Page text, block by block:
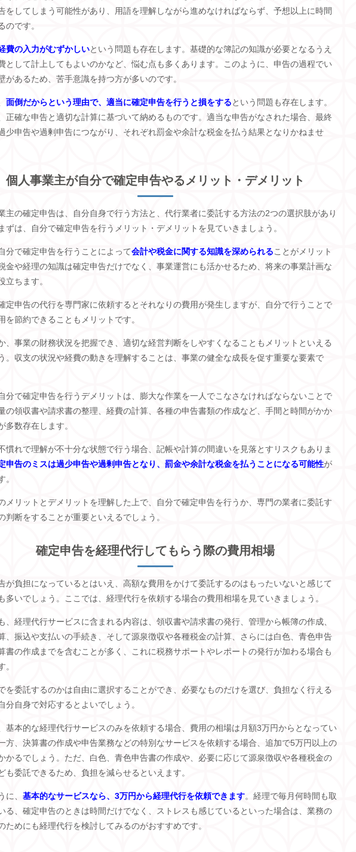
をしてしまう可能性があり、用語を理解しながら進めなければならず、予想以上に時間
のです。
費の入力がむずかしいという問題も存在します。基礎的な簿記の知識が必要となるうえ
として計上してもよいのかなど、悩む点も多くあります。このように、申告の過程でい
があるため、苦手意識を持つ方が多いのです。
面倒だからという理由で、適当に確定申告を行うと損をするという問題も存在します。
正確な申告と適切な計算に基づいて納めるものです。適当な申告がなされた場合、最終
少申告や過剰申告につながり、それぞれ罰金や余計な税金を払う結果となりかねませ
個人事業主が自分で確定申告やるメリット・デメリット
主の確定申告は、自分自身で行う方法と、代行業者に委託する方法の2つの選択肢があり
ずは、自分で確定申告を行うメリット・デメリットを見ていきましょう。
分で確定申告を行うことによって会計や税金に関する知識を深められることがメリット
金や経理の知識は確定申告だけでなく、事業運営にも活かせるため、将来の事業計画な
立ちます。
定申告の代行を専門家に依頼するとそれなりの費用が発生しますが、自分で行うことで
を節約できることもメリットです。
、事業の財務状況を把握でき、適切な経営判断をしやすくなることもメリットといえる
。収支の状況や経費の動きを理解することは、事業の健全な成長を促す重要な要素で
分で確定申告を行うデメリットは、膨大な作業を一人でこなさなければならないことで
の領収書や請求書の整理、経費の計算、各種の申告書類の作成など、手間と時間がかか
多数存在します。
慣れで理解が不十分な状態で行う場合、記帳や計算の間違いを見落とすリスクもありま
申告のミスは過少申告や過剰申告となり、罰金や余計な税金を払うことになる可能性が
。
メリットとデメリットを理解した上で、自分で確定申告を行うか、専門の業者に委託す
判断をすることが重要といえるでしょう。
確定申告を経理代行してもらう際の費用相場
が負担になっているとはいえ、高額な費用をかけて委託するのはもったいないと感じて
多いでしょう。ここでは、経理代行を依頼する場合の費用相場を見ていきましょう。
、経理代行サービスに含まれる内容は、領収書や請求書の発行、管理から帳簿の作成、
、振込や支払いの手続き、そして源泉徴収や各種税金の計算、さらには白色、青色申告
書の作成までを含むことが多く、これに税務サポートやレポートの発行が加わる場合も
。
を委託するのかは自由に選択することができ、必要なものだけを選び、負担なく行える
分自身で対応するとよいでしょう。
基本的な経理代行サービスのみを依頼する場合、費用の相場は月額3万円からとなってい
方、決算書の作成や申告業務などの特別なサービスを依頼する場合、追加で5万円以上の
かるでしょう。ただ、白色、青色申告書の作成や、必要に応じて源泉徴収や各種税金の
も委託できるため、負担を減らせるといえます。
に、基本的なサービスなら、3万円から経理代行を依頼できます。経理で毎月何時間も取
る、確定申告のときは時間だけでなく、ストレスも感じているといった場合は、業務の
ためにも経理代行を検討してみるのがおすすめです。